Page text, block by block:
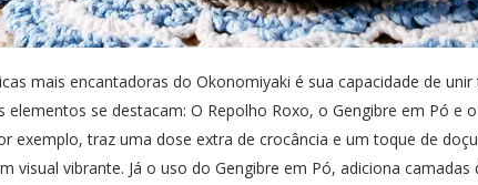
mais encantadoras do Okonomiyaki é sua capacidade de
elementos se destacam: O Repolho Roxo, o Gengibre em Pó e
exemplo, traz uma dose extra de crocância e um toque de
visual vibrante. Já o uso do Gengibre em Pó, adiciona camadas